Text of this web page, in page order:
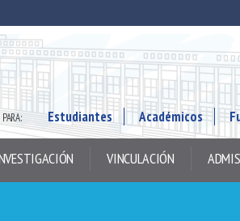
Estudiantes Académicos
VINCULACIÓN